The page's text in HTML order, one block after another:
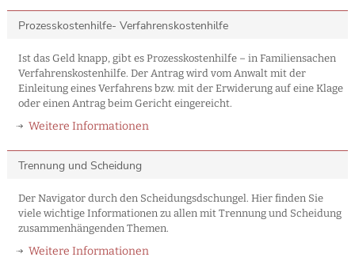
Prozesskostenhilfe- Verfahrenskostenhilfe
Ist das Geld knapp, gibt es Prozesskostenhilfe – in Familiensachen
Verfahrenskostenhilfe. Der Antrag wird vom Anwalt mit der
Einleitung eines Verfahrens bzw. mit der Erwiderung auf eine Klage
oder einen Antrag beim Gericht eingereicht.
Weitere Informationen
Trennung und Scheidung
Der Navigator durch den Scheidungsdschungel. Hier finden Sie
viele wichtige Informationen zu allen mit Trennung und Scheidung
zusammenhängenden Themen.
Weitere Informationen